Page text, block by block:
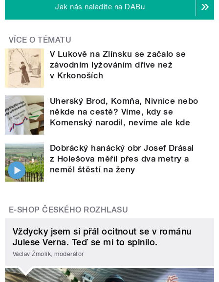
Jak nás naladíte na DABu
VÍCE O TÉMATU
V Lukově na Zlínsku se začalo se
závodním lyžováním dříve než
v Krkonoších
Uherský Brod, Komňa, Nivnice nebo
někde na cestě? Víme, kdy se
Komenský narodil, nevíme ale kde
Dobrácký hanácký obr Josef Drásal
z Holešova měřil přes dva metry a
neměl štěstí na ženy
E-SHOP ČESKÉHO ROZHLASU
Vždycky jsem si přál ocitnout se v románu
Julese Verna. Teď se mi to splnilo.
Václav Žmolík, moderátor